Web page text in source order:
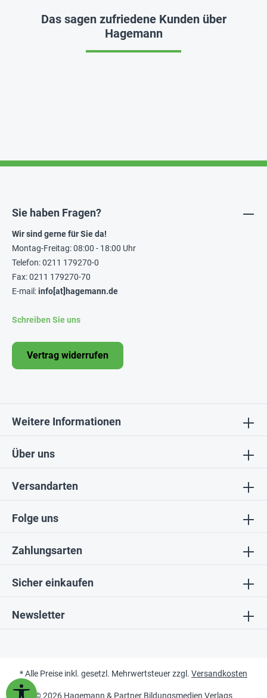
Das sagen zufriedene Kunden über
Hagemann
Folge uns
Sicher einkaufen
Über uns
Newsletter
Sie haben Fragen?
Wir sind gerne für Sie da!
Montag-Freitag: 08:00 - 18:00 Uhr
Telefon: 0211 179270-0
Fax: 0211 179270-70
E-mail:info[at]hagemann.de
Schreiben Sie uns
Vertrag widerrufen
Weitere Informationen
Zahlungsarten
Versandarten
© 2026 Hagemann & Partner Bildungsmedien Verlags
* Alle Preise inkl. gesetzl. Mehrwertsteuer zzgl. Versandkosten
Werkzeugleiste anzeigen